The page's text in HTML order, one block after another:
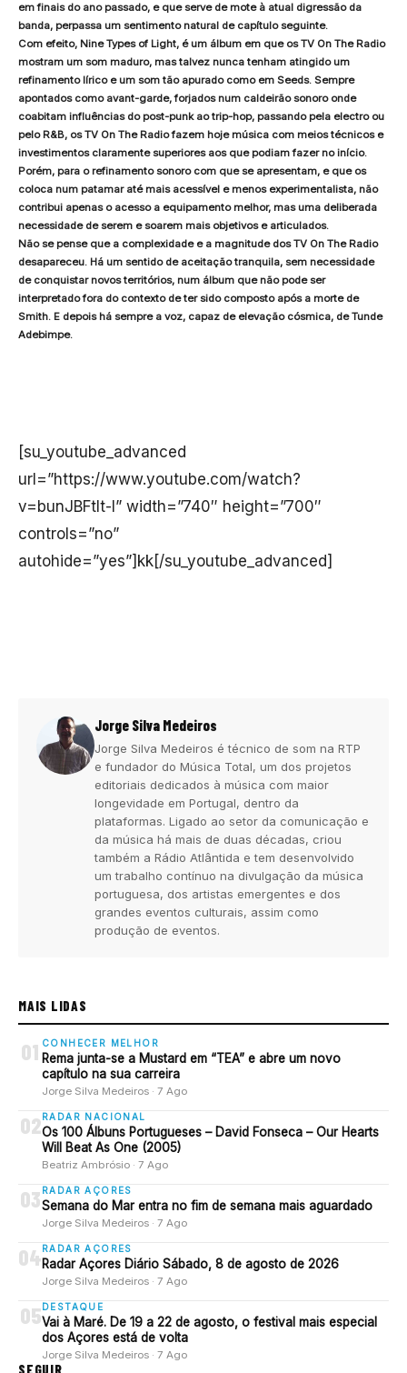
em finais do ano passado, e que serve de mote à atual digressão da
banda, perpassa um sentimento natural de capítulo seguinte.
Com efeito, Nine Types of Light, é um álbum em que os TV On The Radio
mostram um som maduro, mas talvez nunca tenham atingido um
refinamento lírico e um som tão apurado como em Seeds. Sempre
apontados como avant-garde, forjados num caldeirão sonoro onde
coabitam influências do post-punk ao trip-hop, passando pela electro ou
pelo R&B, os TV On The Radio fazem hoje música com meios técnicos e
investimentos claramente superiores aos que podiam fazer no início.
Porém, para o refinamento sonoro com que se apresentam, e que os
coloca num patamar até mais acessível e menos experimentalista, não
contribui apenas o acesso a equipamento melhor, mas uma deliberada
necessidade de serem e soarem mais objetivos e articulados.
Não se pense que a complexidade e a magnitude dos TV On The Radio
desapareceu. Há um sentido de aceitação tranquila, sem necessidade
de conquistar novos territórios, num álbum que não pode ser
interpretado fora do contexto de ter sido composto após a morte de
Smith. E depois há sempre a voz, capaz de elevação cósmica, de Tunde
Adebimpe.
[su_youtube_advanced
url=”https://www.youtube.com/watch?
v=bunJBFtlt-I” width=”740″ height=”700″
controls=”no”
autohide=”yes”]kk[/su_youtube_advanced]
Jorge Silva Medeiros
Jorge Silva Medeiros é técnico de som na RTP
e fundador do Música Total, um dos projetos
editoriais dedicados à música com maior
longevidade em Portugal, dentro da
plataformas. Ligado ao setor da comunicação e
da música há mais de duas décadas, criou
também a Rádio Atlântida e tem desenvolvido
um trabalho contínuo na divulgação da música
portuguesa, dos artistas emergentes e dos
grandes eventos culturais, assim como
produção de eventos.
MAIS LIDAS
01 CONHECER MELHOR
Rema junta-se a Mustard em “TEA” e abre um novo
capítulo na sua carreira
Jorge Silva Medeiros · 7 Ago
02 RADAR NACIONAL
Os 100 Álbuns Portugueses – David Fonseca – Our Hearts
Will Beat As One (2005)
Beatriz Ambrósio · 7 Ago
03 RADAR AÇORES
Semana do Mar entra no fim de semana mais aguardado
Jorge Silva Medeiros · 7 Ago
04 RADAR AÇORES
Radar Açores Diário Sábado, 8 de agosto de 2026
Jorge Silva Medeiros · 7 Ago
05 DESTAQUE
Vai à Maré. De 19 a 22 de agosto, o festival mais especial
dos Açores está de volta
Jorge Silva Medeiros · 7 Ago
SEGUIR